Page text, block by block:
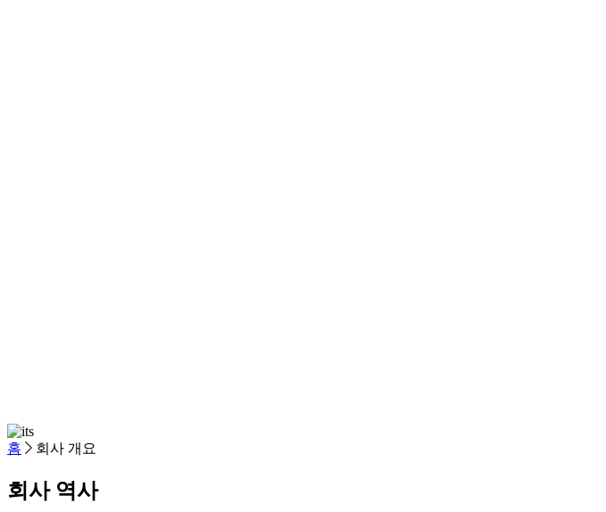
홈 회사 개요
회사 역사